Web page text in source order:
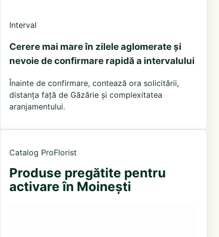
Interval
Cerere mai mare în zilele aglomerate și
nevoie de confirmare rapidă a intervalului
Înainte de confirmare, contează ora solicitării,
distanța față de Găzărie și complexitatea
aranjamentului.
Catalog ProFlorist
Produse pregătite pentru
activare în Moinești